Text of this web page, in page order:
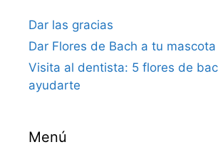
Dar las gracias
Dar Flores de Bach a tu mascota
Visita al dentista: 5 flores de
ayudarte
Menú